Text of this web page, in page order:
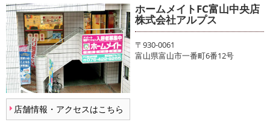
店舗情報・アクセスはこちら
ホームメイトFC富山中央店
株式会社アルプス
〒930-0061
富山県富山市一番町6番12号